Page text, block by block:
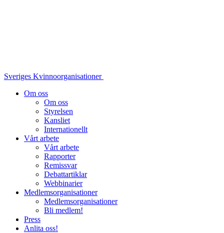
Sveriges Kvinnoorganisationer
Om oss
Om oss
Styrelsen
Kansliet
Internationellt
Vårt arbete
Vårt arbete
Rapporter
Remissvar
Debattartiklar
Webbinarier
Medlemsorganisationer
Medlemsorganisationer
Bli medlem!
Press
Anlita oss!